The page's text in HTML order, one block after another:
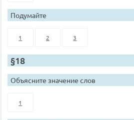
Подумайте
1 2 3
§18
Объясните значение слов
1